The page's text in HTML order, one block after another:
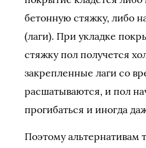
бетонную стяжку, либо
(лаги). При укладке
стяжку пол получется
закрепленные лаги со
расшатываются, и пол
прогибаться и иногда
Поэтому